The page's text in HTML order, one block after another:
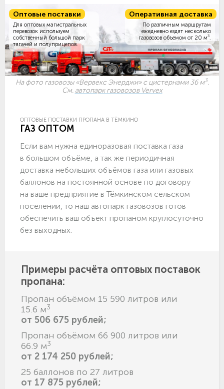
Оптовые поставки
Для оптовых магистральных
перевозок используем
собственный большой парк
тягачей и полуприцепов.
Оперативная доставка
По различным маршрутам
ежедневно ездят несколько
газовозов объемом от 20 м3
На фото газовозы «Вервекс Энерджи» с цистернами 36 м3.
См. автопарк газовозов Vervex
ОПТОВЫЕ ПОСТАВКИ ПРОПАНА В ТЁМКИНО
ГАЗ ОПТОМ
Если вам нужна единоразовая поставка газа
в большом объёме, а так же периодичная
доставка небольших объёмов газа или газовых
баллонов на постоянной основе по договору
на ваше предприятие в Тёмкинском сельском
поселении, то наш автопарк газовозов готов
обеспечить ваш объект пропаном круглосуточно
без выходных.
Примеры расчёта оптовых поставок
пропана:
Пропан объёмом 15 590 литров или
15.6 м3
от 506 675 рублей;
Пропан объёмом 66 900 литров или
66.9 м3
от 2 174 250 рублей;
25 баллонов по 27 литров
от 17 875 рублей;